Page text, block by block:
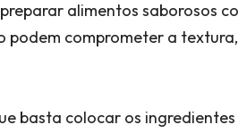
alimentos saborosos
podem comprometer a
basta colocar os